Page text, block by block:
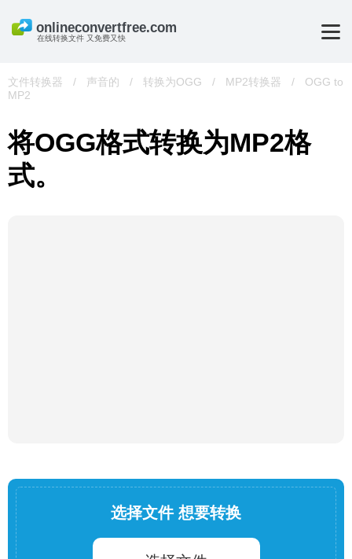
在线转换文件 又免费又快
文件转换器 / 声音的 / 转换为OGG / MP2转换器 /
OGG to
MP2
将OGG格式转换为MP2格
式。
选择文件 想要转换